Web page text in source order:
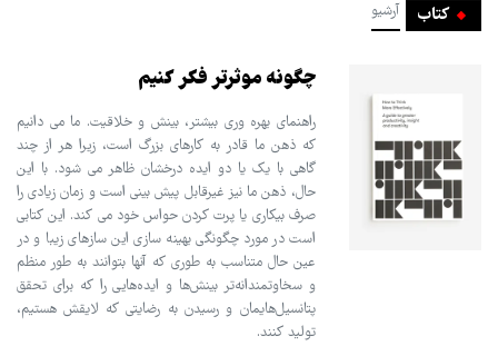
کتاب آرشیو
چگونه موثرتر فکر کنیم
راهنمای بهره وری بیشتر، بینش و خلاقیت. ما می دانیم
که ذهن ما قادر به کارهای بزرگ است، زیرا هر از چند
گاهی با یک یا دو ایده درخشان ظاهر می شود. با این
حال، ذهن ما نیز غیرقابل پیش بینی است و زمان زیادی را
صرف بیکاری یا پرت کردن حواس خود می کند. این کتابی
است در مورد چگونگی بهینه سازی این سازهای زیبا و در
عین حال متناسب به طوری که آنها بتوانند به طور منظم
و سخاوتمندانه‌تر بینش‌ها و ایده‌هایی را که برای تحقق
پتانسیل‌هایمان و رسیدن به رضایتی که لایقش هستیم،
تولید کنند.